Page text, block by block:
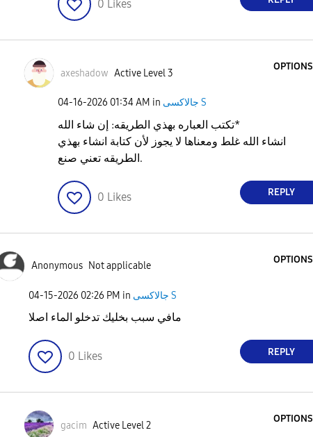
0 Likes
axeshadow Active Level 3
OPTIONS
‎04-16-2026 01:34 AM in جالاكسى S
تكتب العباره بهذي الطريقه: إن شاء الله*
انشاء الله غلط ومعناها لا يجوز لأن كتابة انشاء بهذي
الطريقه تعني صنع.
0 Likes REPLY
Anonymous Not applicable
OPTIONS
‎04-15-2026 02:26 PM in جالاكسى S
مافي سبب بخليك تدخلو الماء اصلا
0 Likes REPLY
gacim Active Level 2
OPTIONS